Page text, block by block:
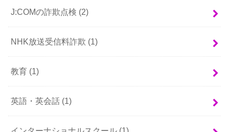
J:COMの詐欺点検 (2)
NHK放送受信料詐欺 (1)
教育 (1)
英語・英会話 (1)